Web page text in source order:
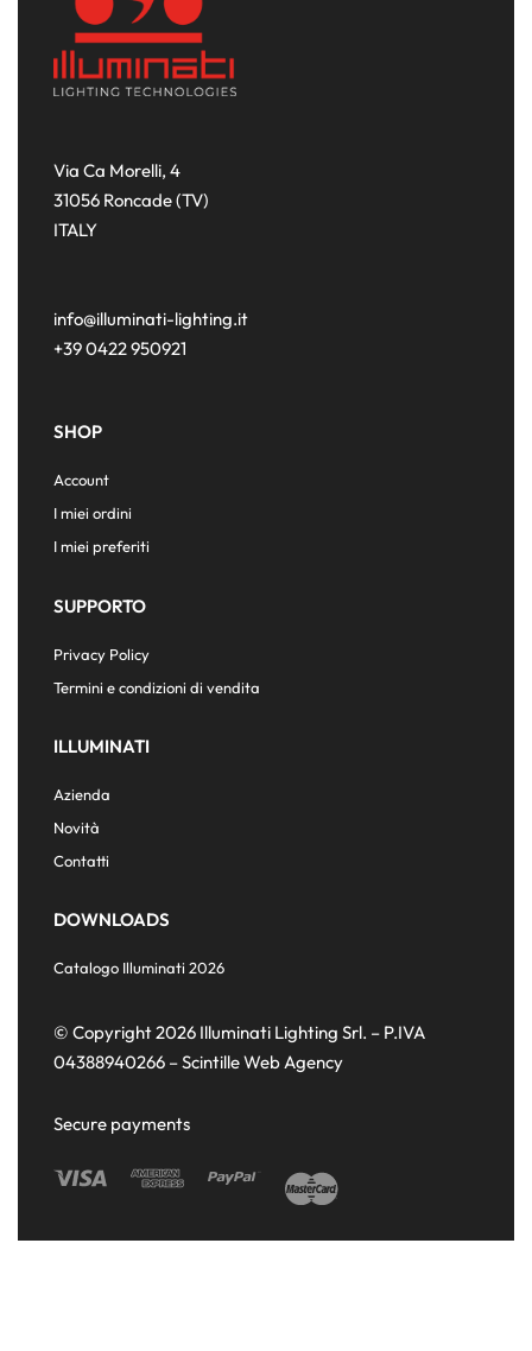
Via Ca Morelli, 4
31056 Roncade (TV)
ITALY
info@illuminati-lighting.it
+39 0422 950921
SHOP
Account
I miei ordini
I miei preferiti
SUPPORTO
Privacy Policy
Termini e condizioni di vendita
ILLUMINATI
Azienda
Novità
Contatti
DOWNLOADS
Catalogo Illuminati 2026
© Copyright 2026 Illuminati Lighting Srl. – P.IVA
04388940266 –Scintille Web Agency
Secure payments